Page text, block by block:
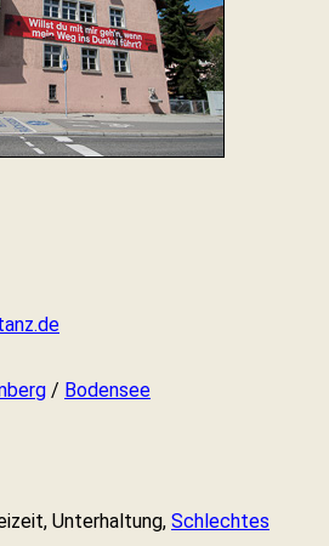
/ Bodensee
Unterhaltung, Schlechtes